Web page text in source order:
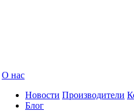
О нас
Новости
Блог
Производители